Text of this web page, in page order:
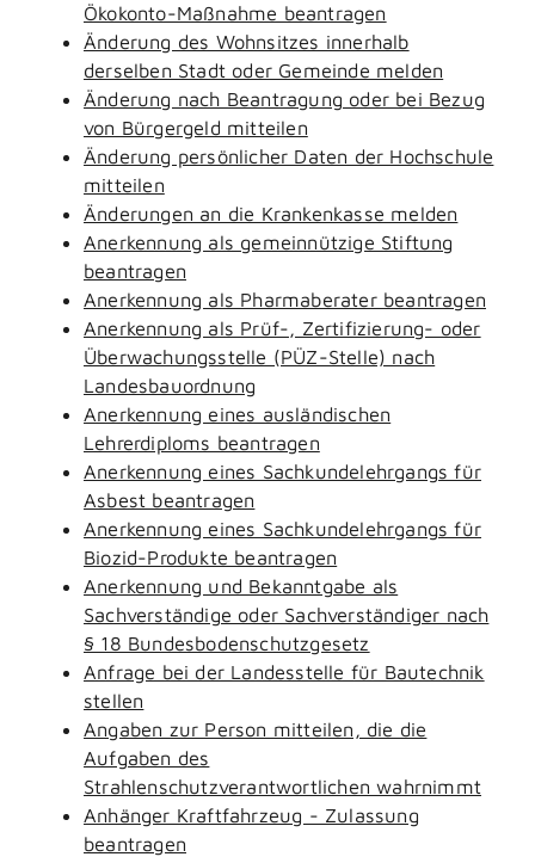
Ökokonto-Maßnahme beantragen
Änderung des Wohnsitzes innerhalb
derselben Stadt oder Gemeinde melden
Änderung nach Beantragung oder bei Bezug
von Bürgergeld mitteilen
Änderung persönlicher Daten der Hochschule
mitteilen
Änderungen an die Krankenkasse melden
Anerkennung als gemeinnützige Stiftung
beantragen
Anerkennung als Pharmaberater beantragen
Anerkennung als Prüf-, Zertifizierung- oder
Überwachungsstelle (PÜZ-Stelle) nach
Landesbauordnung
Anerkennung eines ausländischen
Lehrerdiploms beantragen
Anerkennung eines Sachkundelehrgangs für
Asbest beantragen
Anerkennung eines Sachkundelehrgangs für
Biozid-Produkte beantragen
Anerkennung und Bekanntgabe als
Sachverständige oder Sachverständiger nach
§ 18 Bundesbodenschutzgesetz
Anfrage bei der Landesstelle für Bautechnik
stellen
Angaben zur Person mitteilen, die die
Aufgaben des
Strahlenschutzverantwortlichen wahrnimmt
Anhänger Kraftfahrzeug - Zulassung
beantragen